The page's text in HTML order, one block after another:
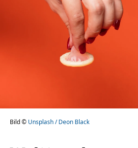
Stellenangebote
Bild © Unsplash / Deon Black